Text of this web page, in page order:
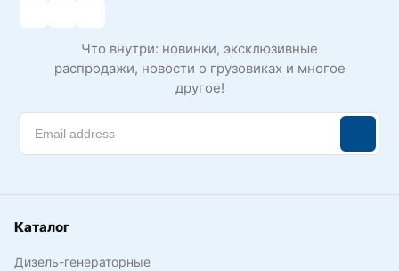
Что внутри: новинки, эксклюзивные
распродажи, новости о грузовиках и многое
другое!
Каталог
Дизель-генераторные